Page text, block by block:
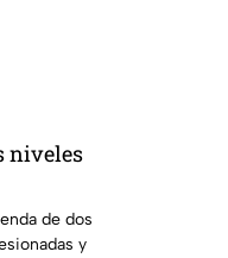
niveles
de dos
y